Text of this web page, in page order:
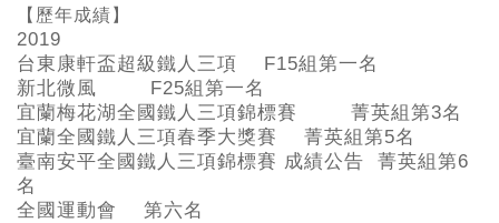
【歷年成績】
2019
台東康軒盃超級鐵人三項 F15組第一名
新北微風 F25組第一名
宜蘭梅花湖全國鐵人三項錦標賽 菁英組第3名
宜蘭全國鐵人三項春季大獎賽 菁英組第5名
臺南安平全國鐵人三項錦標賽 成績公告 菁英組第6
名
全國運動會 第六名